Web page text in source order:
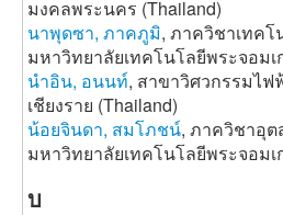
มงคลพระนคร (Thailand)
นาพุดซา, ภาคภูมิ, ภาควิชาเทค
มหาวิทยาลัยเทคโนโลยีพระจอม
นำอิน, อนนท์, สาขาวิศวกรรมไ
เชียงราย (Thailand)
น้อยจินดา, สมโภชน์, ภาควิชาอุ
มหาวิทยาลัยเทคโนโลยีพระจอม
บ